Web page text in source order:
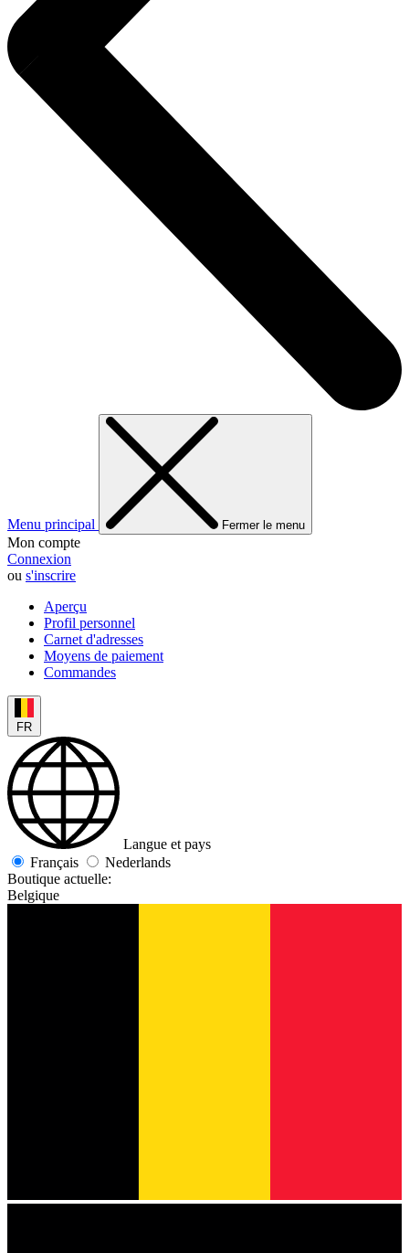
Menu principal Fermer le menu
Mon compte
Connexion
ou s'inscrire
Aperçu
Profil personnel
Carnet d'adresses
Moyens de paiement
Commandes
FR
Langue et pays
Français
Nederlands
Boutique actuelle:
Belgique